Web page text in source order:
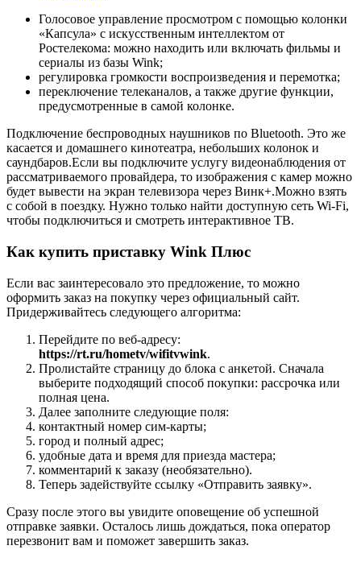
Голосовое управление просмотром с помощью колонки
«Капсула» с искусственным интеллектом от
Ростелекома: можно находить или включать фильмы и
сериалы из базы Wink;
регулировка громкости воспроизведения и перемотка;
переключение телеканалов, а также другие функции,
предусмотренные в самой колонке.
Подключение беспроводных наушников по Bluetooth. Это же
касается и домашнего кинотеатра, небольших колонок и
саундбаров.Если вы подключите услугу видеонаблюдения от
рассматриваемого провайдера, то изображения с камер можно
будет вывести на экран телевизора через Винк+.Можно взять
с собой в поездку. Нужно только найти доступную сеть Wi-Fi,
чтобы подключиться и смотреть интерактивное ТВ.
Как купить приставку Wink Плюс
Если вас заинтересовало это предложение, то можно
оформить заказ на покупку через официальный сайт.
Придерживайтесь следующего алгоритма:
Перейдите по веб-адресу:
https://rt.ru/hometv/wifitvwink.
Пролистайте страницу до блока с анкетой. Сначала
выберите подходящий способ покупки: рассрочка или
полная цена.
Далее заполните следующие поля:
контактный номер сим-карты;
город и полный адрес;
удобные дата и время для приезда мастера;
комментарий к заказу (необязательно).
Теперь задействуйте ссылку «Отправить заявку».
Сразу после этого вы увидите оповещение об успешной
отправке заявки. Осталось лишь дождаться, пока оператор
перезвонит вам и поможет завершить заказ.